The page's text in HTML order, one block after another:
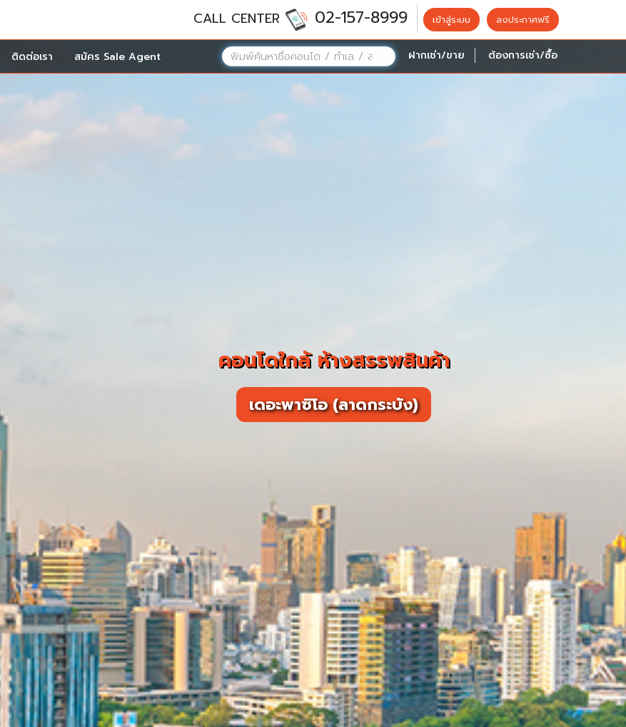
CALL CENTER 02-157-8999 เข้าสู่ระบบ ลงประกาศฟรี
ติดต่อเรา สมัคร Sale Agent ฝากเช่า/ขาย ต้องการเช่า/ซื้อ
คอนโดใกล้ ห้างสรรพสินค้า
เดอะพาซิโอ (ลาดกระบัง)